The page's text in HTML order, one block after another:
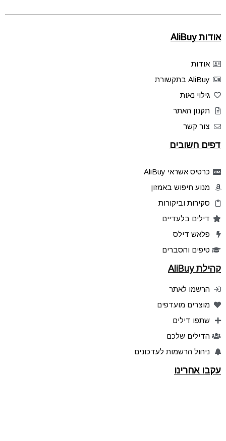
אודות AliBuy
אודות
AliBuy בתקשורת
גילוי נאות
תקנון האתר
צור קשר
דפים חשובים
כרטיס אשראי AliBuy
מנוע חיפוש באמזון
סקירות וביקורות
דילים בלעדיים
פלאש דילס
טיפים והסברים
קהילת AliBuy
הרשמו לאתר
מוצרים מועדפים
שתפו דילים
הדילים שלכם
ניהול הרשמות לעדכונים
עקבו אחרינו